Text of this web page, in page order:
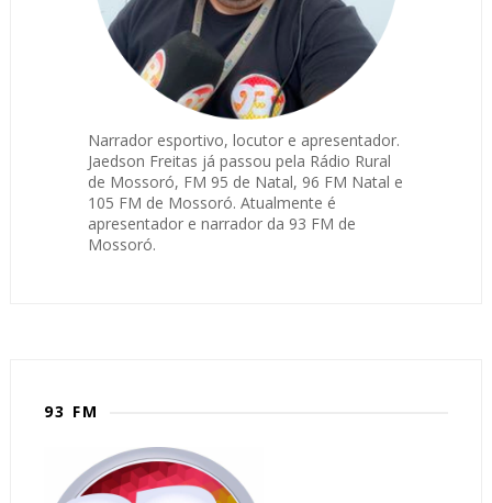
Narrador esportivo, locutor e apresentador.
Jaedson Freitas já passou pela Rádio Rural
de Mossoró, FM 95 de Natal, 96 FM Natal e
105 FM de Mossoró. Atualmente é
apresentador e narrador da 93 FM de
Mossoró.
93 FM